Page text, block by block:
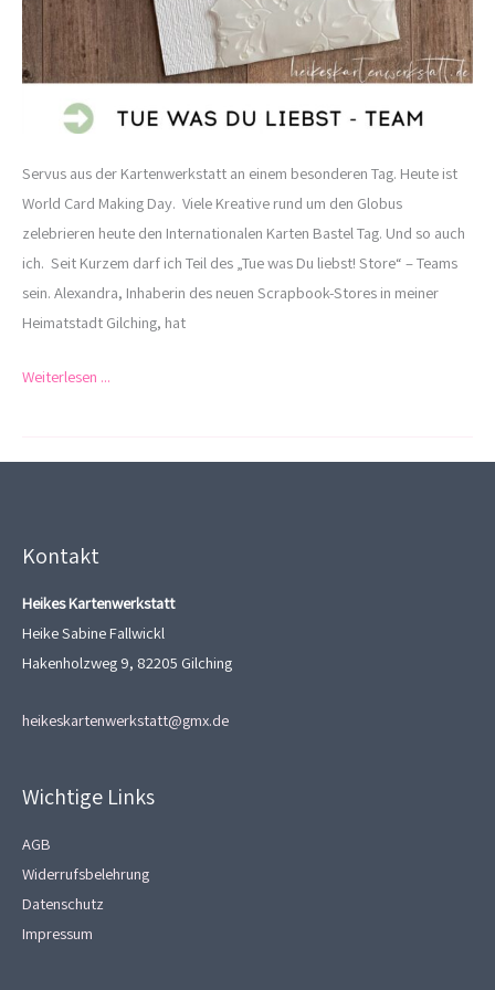
Servus aus der Kartenwerkstatt an einem besonderen Tag. Heute ist
World Card Making Day. Viele Kreative rund um den Globus
zelebrieren heute den Internationalen Karten Bastel Tag. Und so auch
ich. Seit Kurzem darf ich Teil des „Tue was Du liebst! Store“ – Teams
sein. Alexandra, Inhaberin des neuen Scrapbook-Stores in meiner
Heimatstadt Gilching, hat
Weiterlesen ...
Kontakt
Heikes Kartenwerkstatt
Heike Sabine Fallwickl
Hakenholzweg 9, 82205 Gilching
heikeskartenwerkstatt@gmx.de
Wichtige Links
AGB
Widerrufsbelehrung
Datenschutz
Impressum